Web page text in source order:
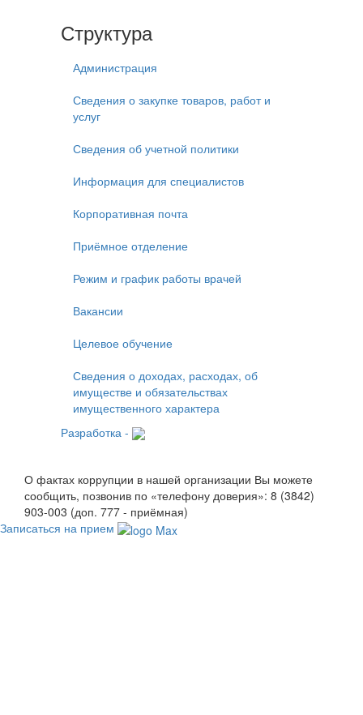
Структура
Администрация
Сведения о закупке товаров, работ и
услуг
Сведения об учетной политики
Информация для специалистов
Корпоративная почта
Приёмное отделение
Режим и график работы врачей
Вакансии
Целевое обучение
Сведения о доходах, расходах, об
имуществе и обязательствах
имущественного характера
Разработка -
О фактах коррупции в нашей организации Вы можете
сообщить, позвонив по «телефону доверия»: 8 (3842)
903-003 (доп. 777 - приёмная)
Записаться на прием